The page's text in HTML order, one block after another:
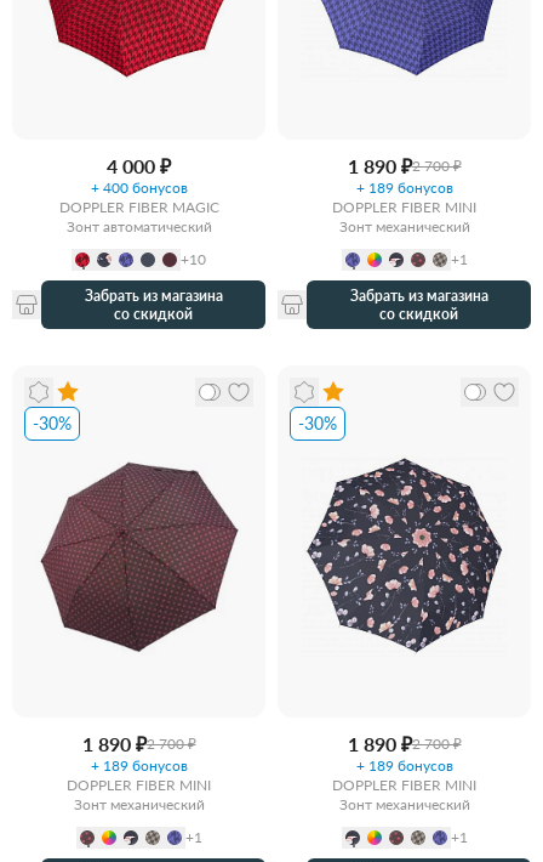
4 000 ₽
+ 400 бонусов
DOPPLER FIBER MAGIC
Зонт автоматический
+10
Забрать из магазина
со скидкой
1 890 ₽2 700 ₽
+ 189 бонусов
DOPPLER FIBER MINI
Зонт механический
+1
Забрать из магазина
со скидкой
-30%
1 890 ₽2 700 ₽
+ 189 бонусов
DOPPLER FIBER MINI
Зонт механический
+1
-30%
1 890 ₽2 700 ₽
+ 189 бонусов
DOPPLER FIBER MINI
Зонт механический
+1